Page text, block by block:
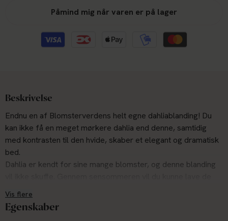
Påmind mig når varen er på lager
Beskrivelse
Endnu en af Blomsterverdens helt egne dahliablanding! Du
kan ikke få en meget mørkere dahlia end denne, samtidig
med kontrasten til den hvide, skaber et elegant og dramatisk
bed.
Dahlia er kendt for sine mange blomster, og denne blanding
Der er 3 knolde i denne 'Light & Dark Mix'.
Vis flere
Egenskaber